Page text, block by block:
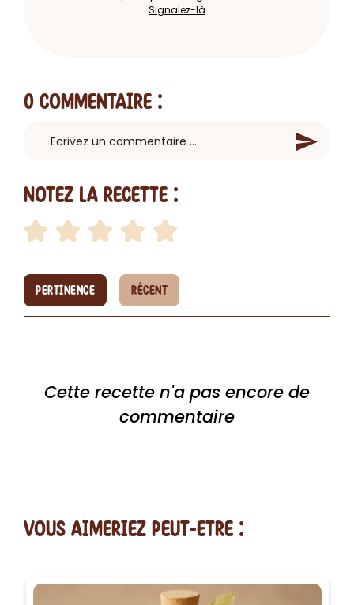
Signalez-là
0 Commentaire :
Notez la recette :
PERTINENCE RÉCENT
Cette recette n'a pas encore de
commentaire
vous AIMERiEZ PEUT-ETRE :